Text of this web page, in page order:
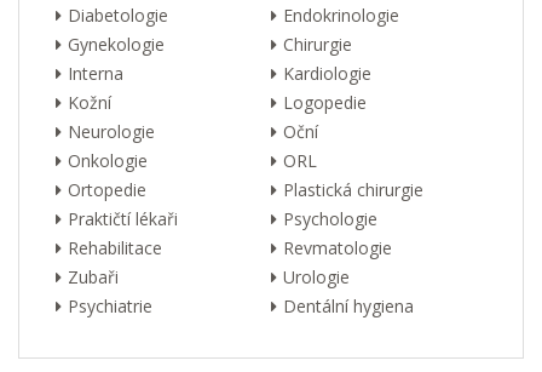
Diabetologie
Endokrinologie
Gynekologie
Chirurgie
Interna
Kardiologie
Kožní
Logopedie
Neurologie
Oční
Onkologie
ORL
Ortopedie
Plastická chirurgie
Praktičtí lékaři
Psychologie
Rehabilitace
Revmatologie
Zubaři
Urologie
Psychiatrie
Dentální hygiena